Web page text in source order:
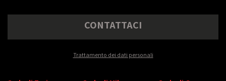
CONTATTACI
Trattamento dei dati personali